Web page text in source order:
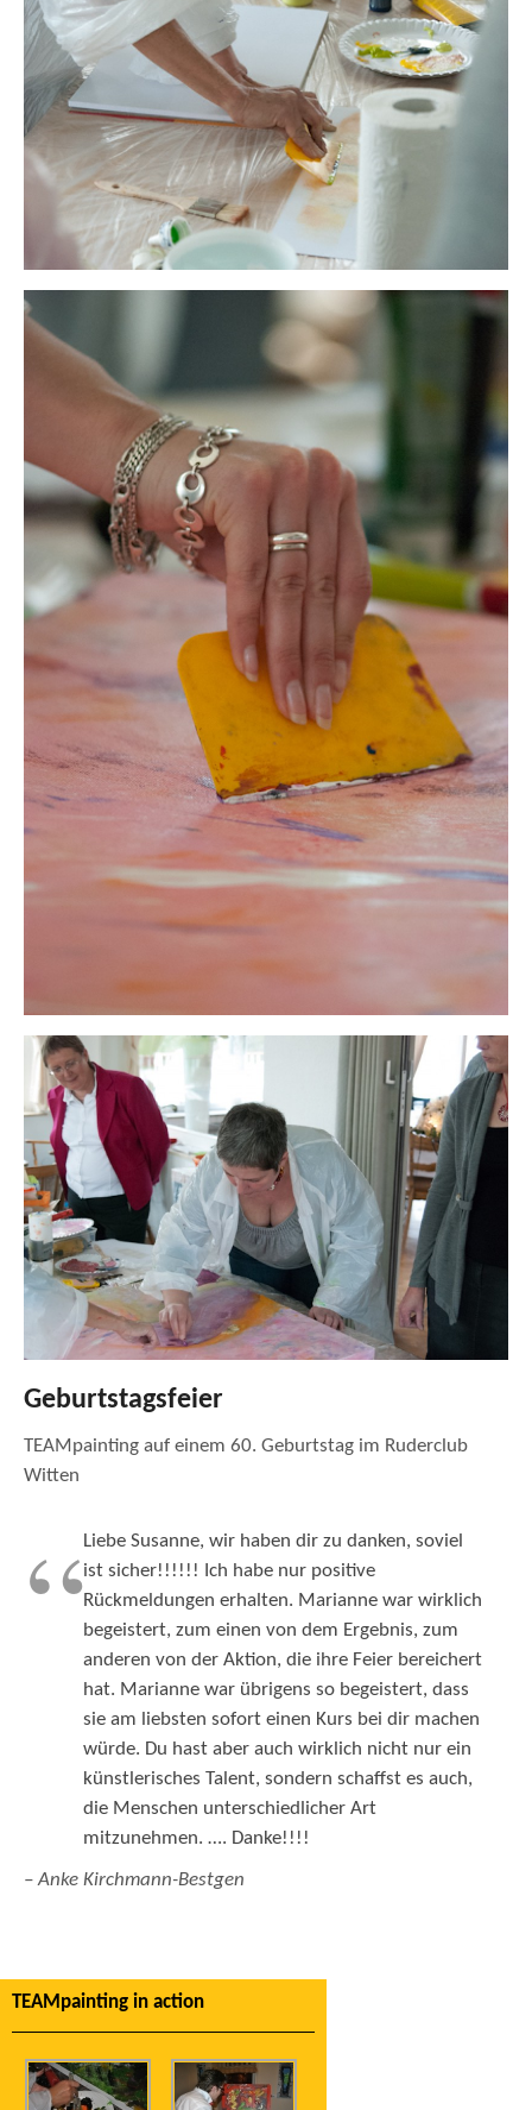
Geburtstagsfeier
TEAMpainting auf einem 60. Geburtstag im Ruderclub
Witten
Liebe Susanne, wir haben dir zu danken, soviel
ist sicher!!!!!! Ich habe nur positive
Rückmeldungen erhalten. Marianne war wirklich
begeistert, zum einen von dem Ergebnis, zum
anderen von der Aktion, die ihre Feier bereichert
hat. Marianne war übrigens so begeistert, dass
sie am liebsten sofort einen Kurs bei dir machen
würde. Du hast aber auch wirklich nicht nur ein
künstlerisches Talent, sondern schaffst es auch,
die Menschen unterschiedlicher Art
mitzunehmen. …. Danke!!!!
– Anke Kirchmann-Bestgen
TEAMpainting in action